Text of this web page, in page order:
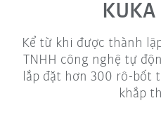
KUKA
Kể từ khi được thành
TNHH công nghệ tự
lắp đặt hơn 300 rô-bốt
khắp